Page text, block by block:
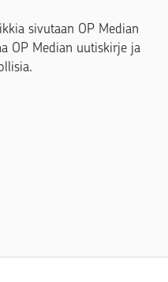
sivutaan OP Median
OP Median uutiskirje ja